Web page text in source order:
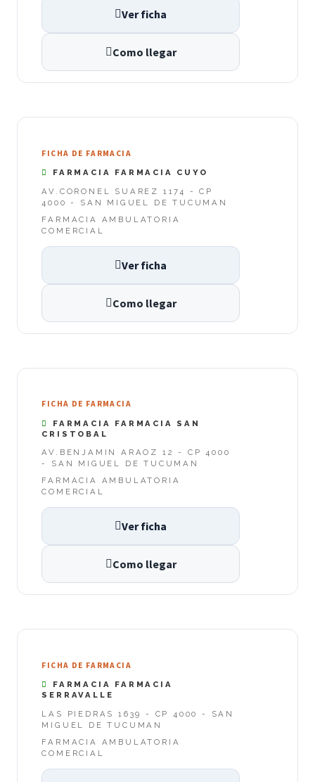
Ver ficha
Como llegar
FICHA DE FARMACIA
FARMACIA FARMACIA CUYO
AV.CORONEL SUAREZ 1174 - CP
4000 - SAN MIGUEL DE TUCUMAN
FARMACIA AMBULATORIA
COMERCIAL
Ver ficha
Como llegar
FICHA DE FARMACIA
FARMACIA FARMACIA SAN
CRISTOBAL
AV.BENJAMIN ARAOZ 12 - CP 4000
- SAN MIGUEL DE TUCUMAN
FARMACIA AMBULATORIA
COMERCIAL
Ver ficha
Como llegar
FICHA DE FARMACIA
FARMACIA FARMACIA
SERRAVALLE
LAS PIEDRAS 1639 - CP 4000 - SAN
MIGUEL DE TUCUMAN
FARMACIA AMBULATORIA
COMERCIAL